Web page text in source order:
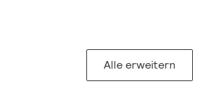
Alle erweitern